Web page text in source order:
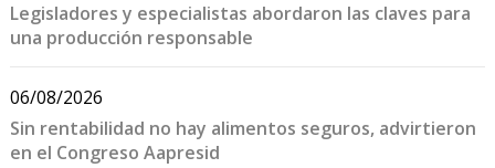
Legisladores y especialistas abordaron las claves para
una producción responsable
06/08/2026
Sin rentabilidad no hay alimentos seguros, advirtieron
en el Congreso Aapresid